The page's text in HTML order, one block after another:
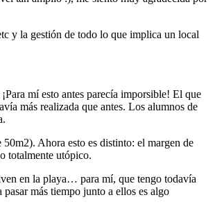
y la gestión de todo lo que implica un local
mí esto antes parecía imporsible! El que
más realizada que antes. Los alumnos de
Ahora esto es distinto: el margen de
totalmente utópico.
en la playa… para mí, que tengo todavía
más tiempo junto a ellos es algo